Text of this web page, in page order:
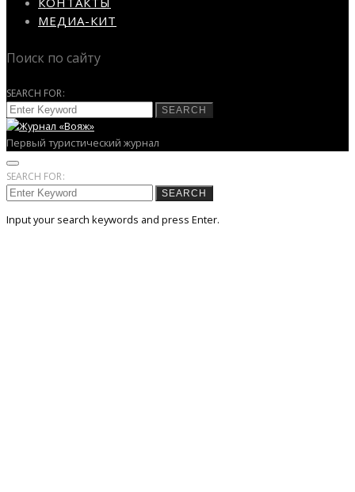
МЕДИА-КИТ
Поиск по сайту
SEARCH FOR:
SEARCH
Первый туристический журнал
SEARCH FOR:
SEARCH
Input your search keywords and press Enter.